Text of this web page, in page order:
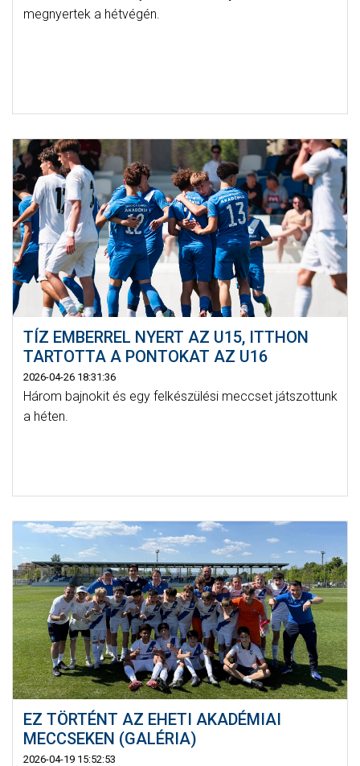
megnyertek a hétvégén.
TÍZ EMBERREL NYERT AZ U15, ITTHON
TARTOTTA A PONTOKAT AZ U16
2026-04-26 18:31:36
Három bajnokit és egy felkészülési meccset játszottunk
a héten.
EZ TÖRTÉNT AZ EHETI AKADÉMIAI
MECCSEKEN (GALÉRIA)
2026-04-19 15:52:53